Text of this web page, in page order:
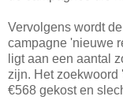
Vervolgens wordt
campagne 'nieuwe
ligt aan een aantal
zijn. Het zoekwoord
€568 gekost en